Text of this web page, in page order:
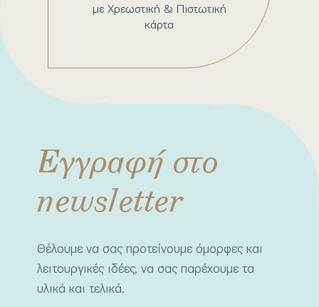
με Χρεωστική & Πιστωτική
κάρτα
Εγγραφή στο
newsletter
Θέλουμε να σας προτείνουμε όμορφες και
λειτουργικές ιδέες, να σας παρέχουμε τα
υλικά και τελικά.